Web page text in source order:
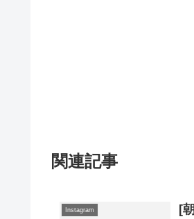
関連記事
Instagram
[